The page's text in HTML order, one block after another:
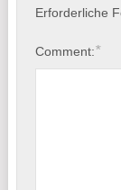
Erforderliche
Comment:*